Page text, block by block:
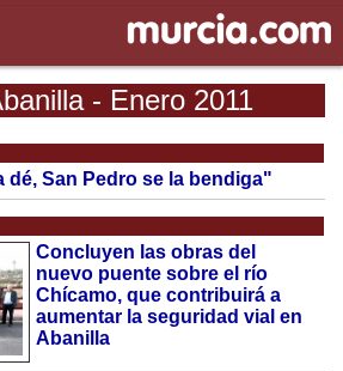
- Enero 2011
dé, San Pedro se la bendiga"
Concluyen las obras del
nuevo puente sobre el río
Chícamo, que contribuirá a
aumentar la seguridad vial en
Abanilla